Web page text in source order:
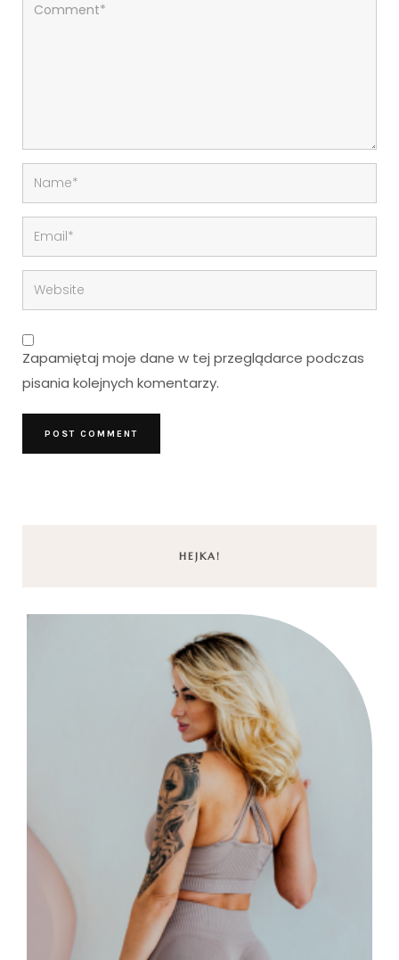
Zapamiętaj moje dane w tej przeglądarce podczas
pisania kolejnych komentarzy.
HEJKA!